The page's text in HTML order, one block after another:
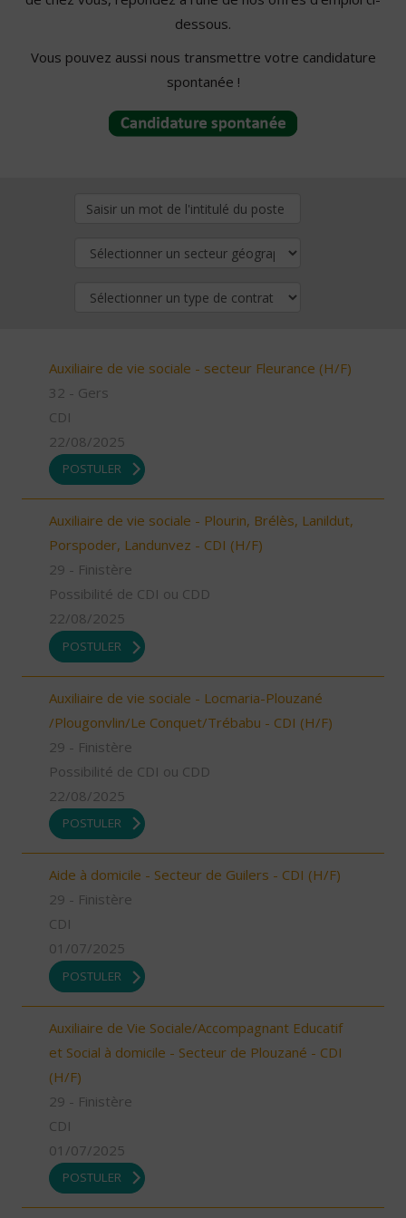
dessous.
Vous pouvez aussi nous transmettre votre candidature
spontanée !
Auxiliaire de vie sociale - secteur Fleurance (H/F)
32 - Gers
CDI
22/08/2025
POSTULER
Auxiliaire de vie sociale - Plourin, Brélès, Lanildut,
Porspoder, Landunvez - CDI (H/F)
29 - Finistère
Possibilité de CDI ou CDD
22/08/2025
POSTULER
Auxiliaire de vie sociale - Locmaria-Plouzané
/Plougonvlin/Le Conquet/Trébabu - CDI (H/F)
29 - Finistère
Possibilité de CDI ou CDD
22/08/2025
POSTULER
Aide à domicile - Secteur de Guilers - CDI (H/F)
29 - Finistère
CDI
01/07/2025
POSTULER
Auxiliaire de Vie Sociale/Accompagnant Educatif
et Social à domicile - Secteur de Plouzané - CDI
(H/F)
29 - Finistère
CDI
01/07/2025
POSTULER